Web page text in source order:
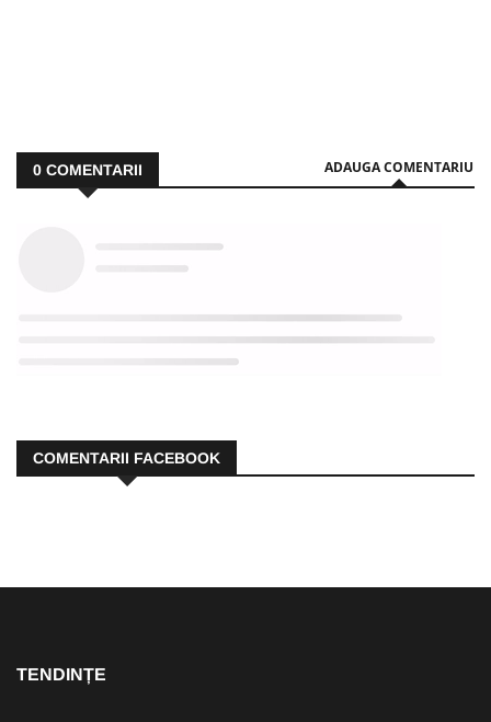
0 COMENTARII ADAUGA COMENTARIU
COMENTARII FACEBOOK
TENDINȚE